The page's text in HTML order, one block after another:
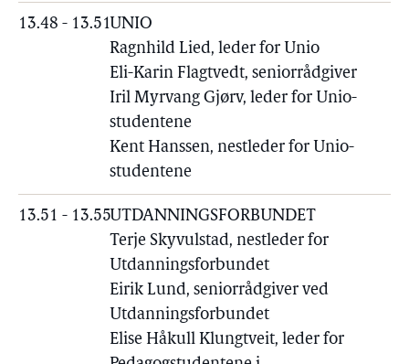
13.48 - 13.51UNIO
Ragnhild Lied, leder for Unio
Eli-Karin Flagtvedt, seniorrådgiver
Iril Myrvang Gjørv, leder for Unio-
studentene
Kent Hanssen, nestleder for Unio-
studentene
13.51 - 13.55UTDANNINGSFORBUNDET
Terje Skyvulstad, nestleder for
Utdanningsforbundet
Eirik Lund, seniorrådgiver ved
Utdanningsforbundet
Elise Håkull Klungtveit, leder for